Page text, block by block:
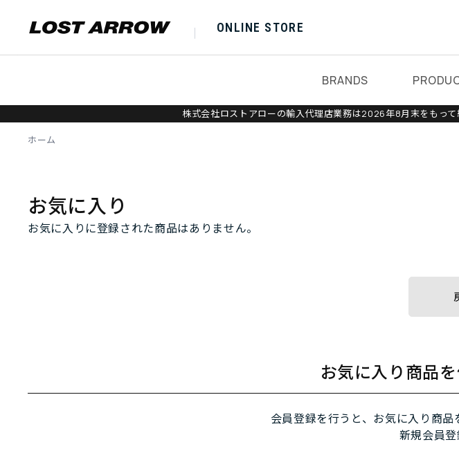
ONLINE STORE
BRANDS
株式会社ロストアローの輸入代理店業務は2026年8月末をもって
ホーム
お気に入り
お気に入りに登録された商品はありません。
お気に入り商品
会員登録を行うと、お気に入り商品
新規会員登